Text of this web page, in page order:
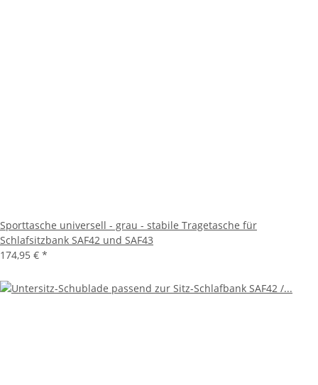
Sporttasche universell - grau - stabile Tragetasche für
Schlafsitzbank SAF42 und SAF43
174,95 € *